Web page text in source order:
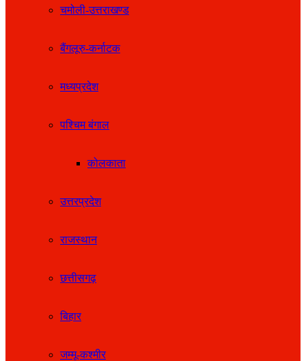
चमोली-उत्तराखण्ड
बैंगलूरु-कर्नाटक
मध्यप्रदेश
पश्चिम बंगाल
कोलकाता
उत्तरप्रदेश
राजस्थान
छत्तीसगढ़
बिहार
जम्मू-कश्मीर